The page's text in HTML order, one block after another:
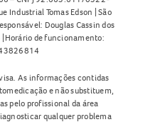
Industrial Tomas Edson | São
Douglas Cassin dos
|Horário de funcionamento:
As informações contidas
e não substituem,
pelo profissional da área
qualquer problema